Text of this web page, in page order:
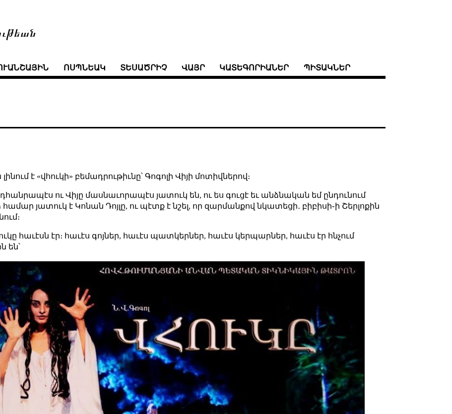
ՈՍՊՆԵԱԿ ՏԵՍԱԾՐԻՉ ՎԱՅՐ ԿԱՏԵԳՈՐԻԱՆԵՐ ՊԻՏԱԿՆԵՐ
է «վհուկի» բեմադրութիւնը՝ Գոգոլի Վիյի մոտիվներով։
ու Վիյը մասնաւորապէս յատուկ են, ու ես գուցէ եւ անձնական եմ ընդունում
համար յատուկ է Կոնան Դոյլը, ու պէտք է նշել, որ զարմանքով նկատեցի․ բիբիսի֊ի Շերլոքին
հաւէսն էր։ հաւէս գոյներ, հաւէս պատկերներ, հաւէս կերպարներ, հաւէս էր հնչում
են՝